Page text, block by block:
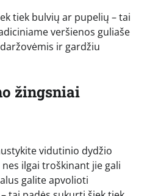
tiek bulvių ar pupelių – tai
veršienos guliaše
ir gardžiu
žingsniai
vidutinio dydžio
ilgai troškinant jie gali
galite apvolioti